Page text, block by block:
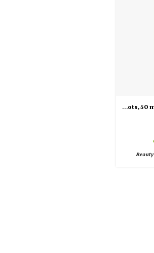
Balea Face cream vitamin C dark spots, 50 ml – German product